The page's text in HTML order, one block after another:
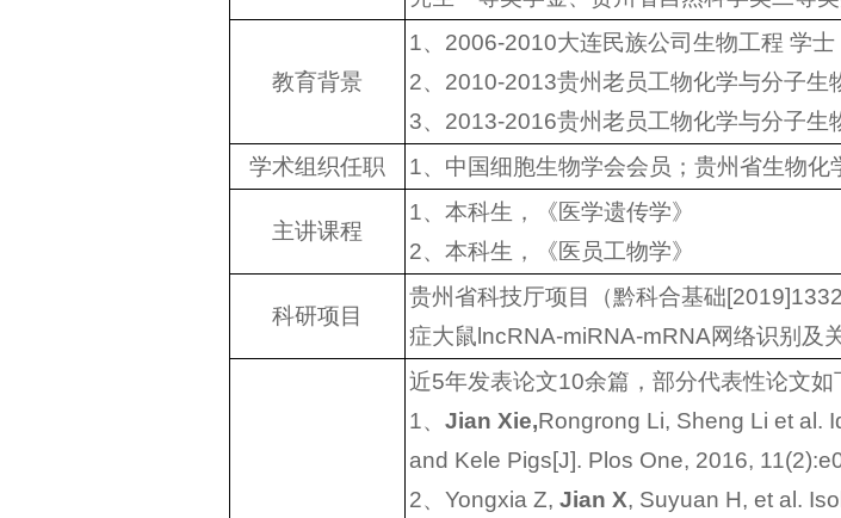
教育背景
1、2006-2010大连民族公司生物工程 学士
2、2010-2013贵州老员工物化学与分子生
3、2013-2016贵州老员工物化学与分子生
学术组织任职
1、中国细胞生物学会会员；贵州省生物化
主讲课程
1、本科生，《医学遗传学》
2、本科生，《医员工物学》
科研项目
贵州省科技厅项目（黔科合基础
症大鼠lncRNA-miRNA-mRNA网络识别及
近5年发表论文10余篇，部分代表性论文如
1、 Jian Xie,Rongrong Li, Sheng Li et al.
and Kele Pigs[J]. Plos One, 2016,
2、Yongxia Z, Jian X, Suyuan H, et al.